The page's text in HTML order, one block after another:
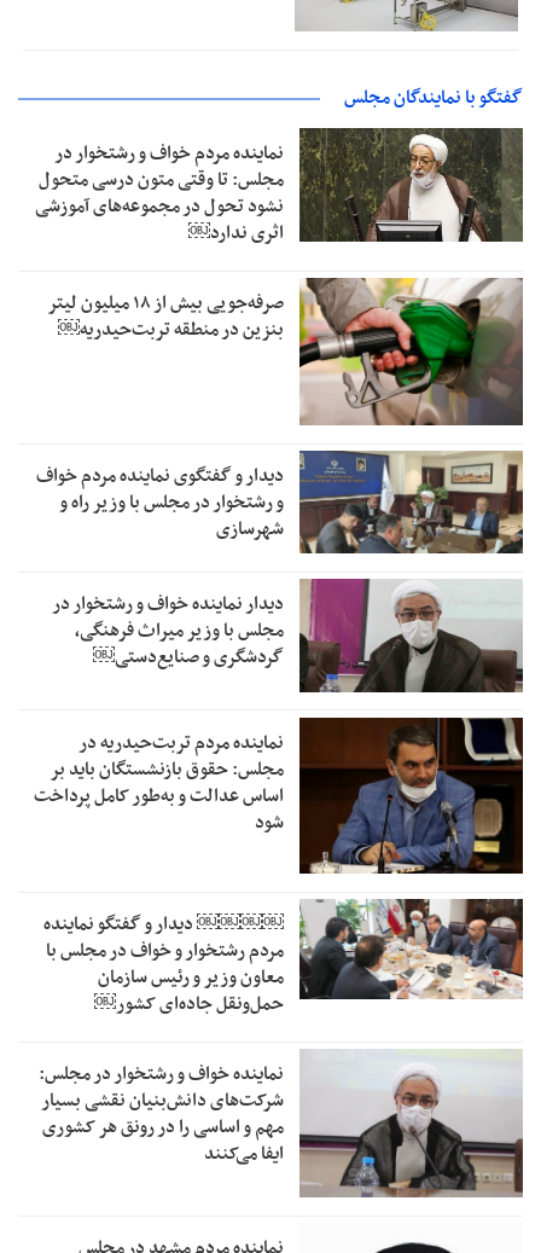
گفتگو با نمایندگان مجلس
نماینده مردم خواف و رشتخوار در
مجلس: تا وقتی متون درسی متحول
نشود تحول در مجموعه‌های آموزشی
اثری ندارد￼
صرفه‌جویی بیش از ۱۸ میلیون لیتر
بنزین در منطقه تربت‌حیدریه￼
دیدار و گفتگوی نماینده مردم خواف
و رشتخوار در مجلس با وزیر راه و
شهرسازی
دیدار نماینده خواف و رشتخوار در
مجلس با وزیر میراث فرهنگی،
گردشگری و صنایع‌دستی￼
نماینده مردم تربت‌حیدریه در
مجلس: حقوق بازنشستگان باید بر
اساس عدالت و به‌طور کامل پرداخت
شود
￼￼￼￼‏ دیدار و گفتگو نماینده
مردم رشتخوار و خواف در مجلس با
معاون وزیر و رئیس سازمان
حمل‌ونقل جاده‌ای کشور￼
نماینده خواف و رشتخوار در مجلس:
شرکت‌های دانش‌بنیان نقشی بسیار
مهم و اساسی را در رونق هر کشوری
ایفا می‌کنند